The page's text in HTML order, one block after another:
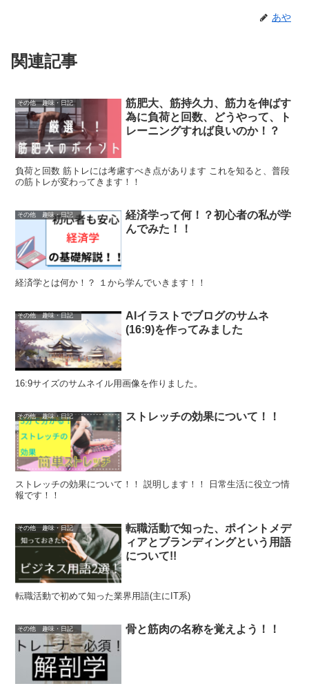
あや
関連記事
その他 趣味・日記
筋肥大、筋持久力、筋力を伸ばす
為に負荷と回数、どうやって、ト
レーニングすれば良いのか！？
負荷と回数 筋トレには考慮すべき点があります これを知ると、普段
の筋トレが変わってきます！！
その他 趣味・日記
経済学って何！？初心者の私が学
んでみた！！
経済学とは何か！？ １から学んでいきます！！
その他 趣味・日記
AIイラストでブログのサムネ
(16:9)を作ってみました
16:9サイズのサムネイル用画像を作りました。
その他 趣味・日記 ストレッチの効果について！！
ストレッチの効果について！！ 説明します！！ 日常生活に役立つ情
報です！！
その他 趣味・日記
転職活動で知った、ポイントメデ
ィアとブランディングという用語
について!!
転職活動で初めて知った業界用語(主にIT系)
その他 趣味・日記 骨と筋肉の名称を覚えよう！！